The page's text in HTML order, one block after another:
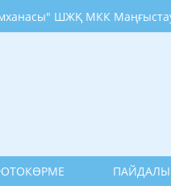
ШЖҚ МКК Маңғыстау
ПАЙДАЛЫ